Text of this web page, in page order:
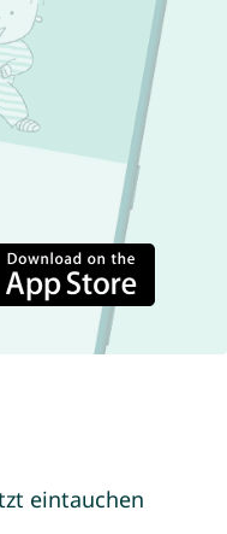
eintauchen